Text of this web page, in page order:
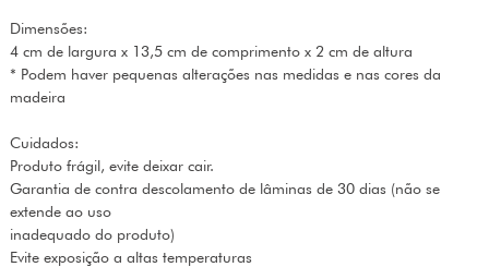
Dimensões:
4 cm de largura x 13,5 cm de comprimento x 2 cm de altura
* Podem haver pequenas alterações nas medidas e nas cores da
madeira
Cuidados:
Produto frágil, evite deixar cair.
Garantia de contra descolamento de lâminas de 30 dias (não se
extende ao uso
inadequado do produto)
Evite exposição a altas temperaturas